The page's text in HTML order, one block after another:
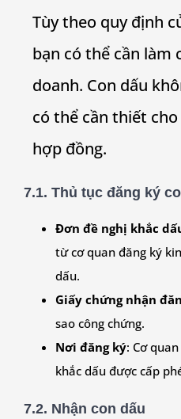
Tùy theo quy định
bạn có thể cần làm
doanh. Con dấu
có thể cần thiết
hợp đồng.
7.1. Thủ tục đăng ký
Đơn đề nghị khắc
từ cơ quan đăng ký
dấu.
Giấy chứng nhận
sao công chứng.
Nơi đăng ký: Cơ
khắc dấu được cấp
7.2. Nhận con dấu